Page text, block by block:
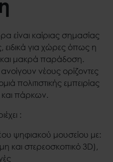
είναι καίριας σημασίας
ειδικά για χώρες όπως η
και μακρά παράδοση.
νέους ορίζοντες
πολιτιστικής εμπειρίας
και πάρκων.
:
ψηφιακού μουσείου με:
και στερεοσκοπικό 3D),